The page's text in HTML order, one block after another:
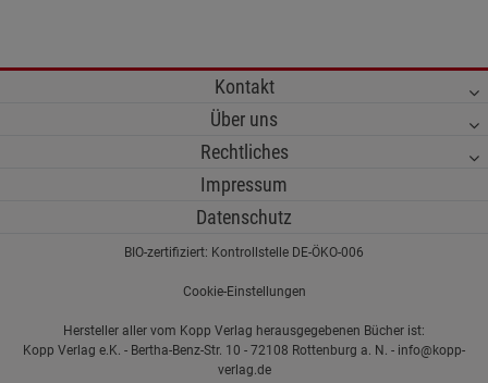
Kontakt
Über uns
Rechtliches
Impressum
Datenschutz
BIO-zertifiziert: Kontrollstelle DE-ÖKO-006
Cookie-Einstellungen
Hersteller aller vom Kopp Verlag herausgegebenen Bücher ist:
Kopp Verlag e.K. - Bertha-Benz-Str. 10 - 72108 Rottenburg a. N. - info@kopp-
verlag.de